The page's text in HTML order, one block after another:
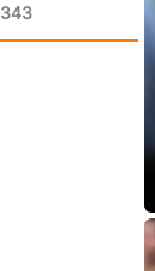
343